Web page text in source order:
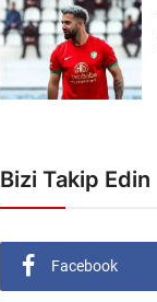
Bizi Takip Edin
Facebook